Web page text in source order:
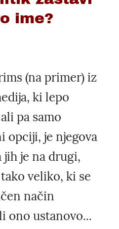
ime?
(na primer) iz
ki lepo
pa samo
opciji, je njegova
jih je na drugi,
veliko, ki se
način
ono ustanovo...